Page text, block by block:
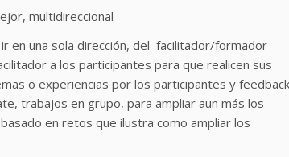
multidireccional
en una sola dirección, del facilitador/formador
a los participantes para que realicen sus
o experiencias por los participantes y feedback
trabajos en grupo, para ampliar aun más los
en retos que ilustra como ampliar los